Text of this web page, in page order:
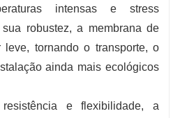
intensas e stress
robustez, a membrana de
tornando o transporte, o
ainda mais ecológicos
e flexibilidade, a